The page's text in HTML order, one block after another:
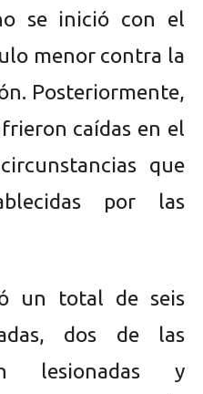
se inició con el
menor contra la
Posteriormente,
caídas en el
que
por las
un total de seis
dos de las
lesionadas y